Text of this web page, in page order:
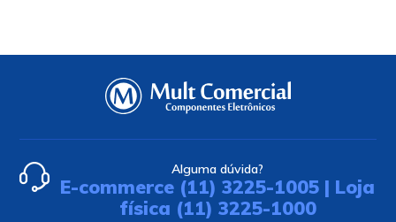
Alguma dúvida?
E-commerce (11) 3225-1005 | Loja
física (11) 3225-1000